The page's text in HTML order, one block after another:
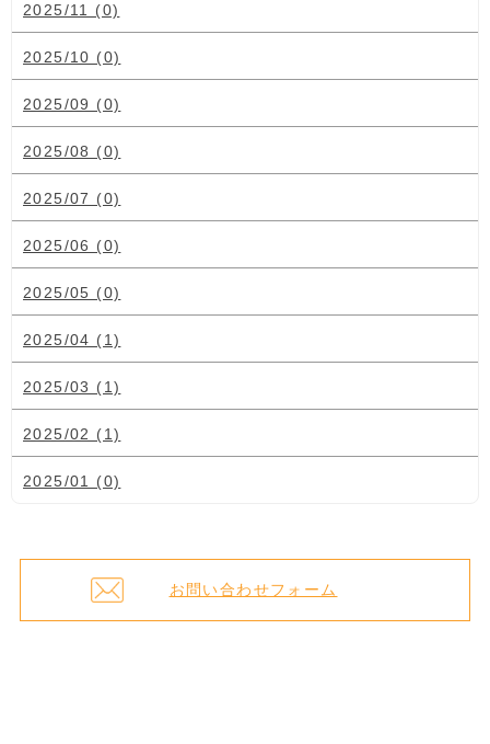
2025/11 (0)
2025/10 (0)
2025/09 (0)
2025/08 (0)
2025/07 (0)
2025/06 (0)
2025/05 (0)
2025/04 (1)
2025/03 (1)
2025/02 (1)
2025/01 (0)
お問い合わせフォーム